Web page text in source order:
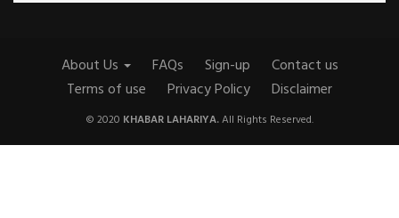
About Us FAQs Sign-up
Contact us
Terms of use
Privacy Policy Disclaimer
© 2020 KHABAR LAHARIYA.All Rights Reserved.